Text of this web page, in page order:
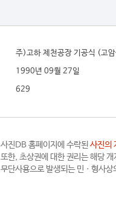
주)고하 제천공장 기공식 (고
1990년 09월 27일
629
사진DB 홈페이지에 수락된사진의
또한, 초상권에 대한 권리는 해당
무단사용으로 발생되는 민ㆍ형사